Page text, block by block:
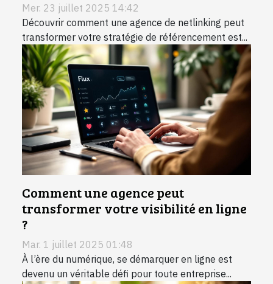
Mer. 23 juillet 2025 14:42
Découvrir comment une agence de netlinking peut
transformer votre stratégie de référencement est...
Comment une agence peut
transformer votre visibilité en ligne
?
Mar. 1 juillet 2025 01:48
À l’ère du numérique, se démarquer en ligne est
devenu un véritable défi pour toute entreprise...